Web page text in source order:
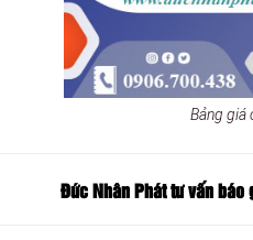
Bảng giá
Đức Nhân Phát tư vấn báo